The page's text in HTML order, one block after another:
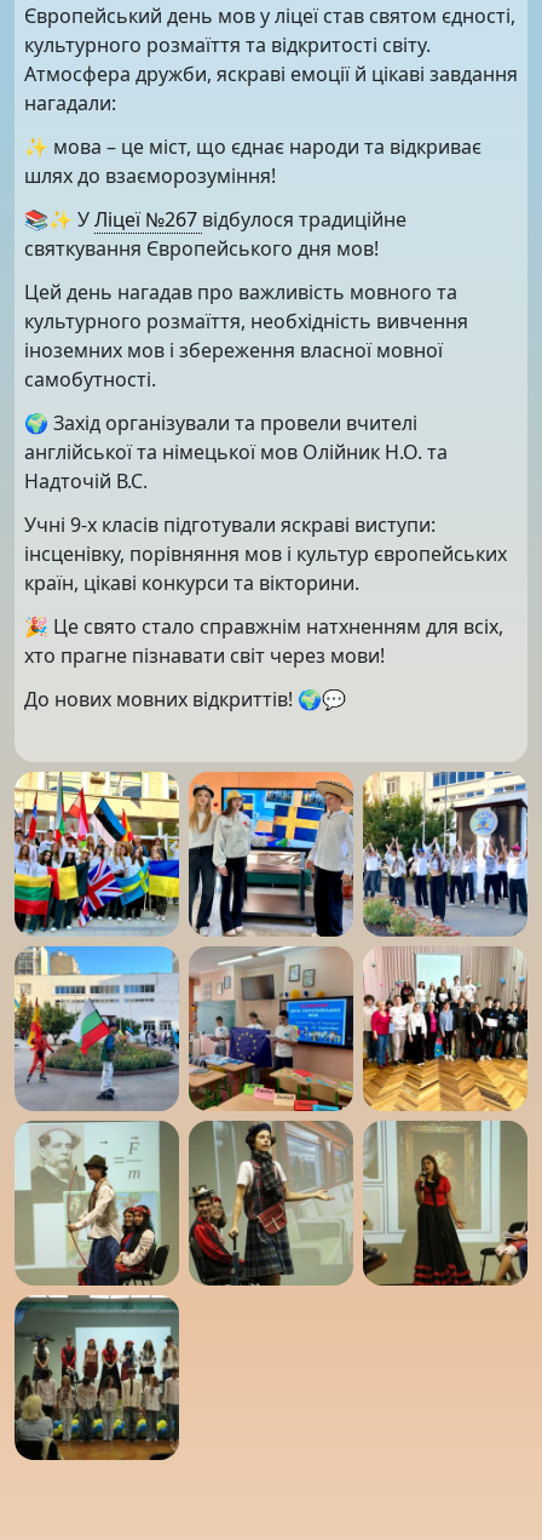
Європейський день мов у ліцеї став святом єдності,
культурного розмаїття та відкритості світу.
Атмосфера дружби, яскраві емоції й цікаві завдання
нагадали:
✨ мова – це міст, що єднає народи та відкриває
шлях до взаєморозуміння!
📚✨ УЛіцеї №267 відбулося традиційне
святкування Європейського дня мов!
Цей день нагадав про важливість мовного та
культурного розмаїття, необхідність вивчення
іноземних мов і збереження власної мовної
самобутності.
🌍 Захід організували та провели вчителі
англійської та німецької мов Олійник Н.О. та
Надточій В.С.
Учні 9-х класів підготували яскраві виступи:
інсценівку, порівняння мов і культур європейських
країн, цікаві конкурси та вікторини.
🎉 Це свято стало справжнім натхненням для всіх,
хто прагне пізнавати світ через мови!
До нових мовних відкриттів! 🌍💬